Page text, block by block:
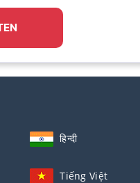
हिन्दी
Tiếng Việt